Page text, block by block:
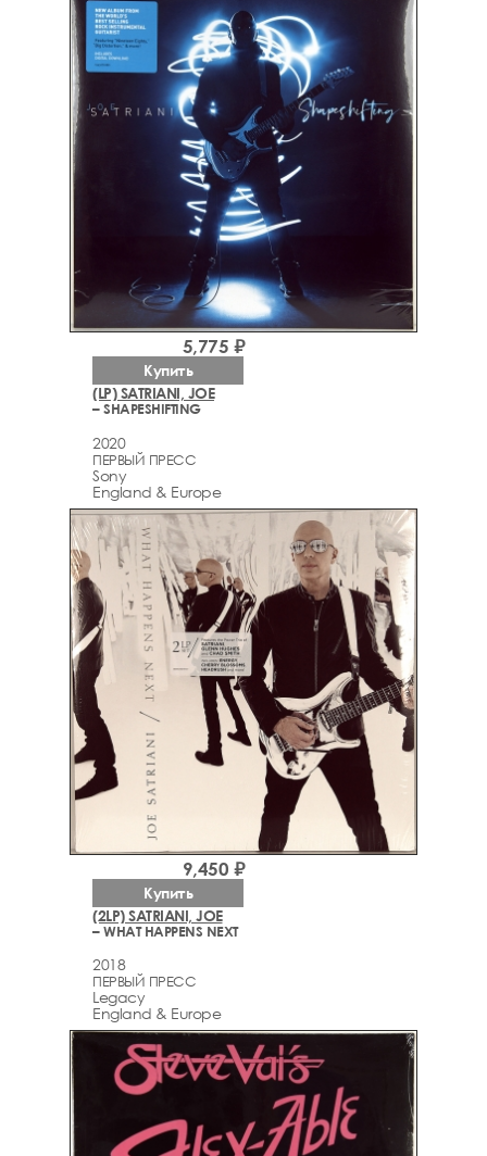
(LP) SATRIANI, JOE
– SHAPESHIFTING
2020
ПЕРВЫЙ ПРЕСС
Sony
England & Europe
5,775 ₽
Купить
(2LP) SATRIANI, JOE
– WHAT HAPPENS NEXT
2018
ПЕРВЫЙ ПРЕСС
Legacy
England & Europe
9,450 ₽
Купить